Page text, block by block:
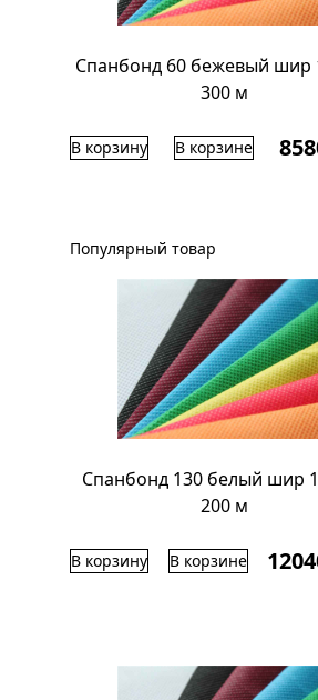
Спанбонд 60 бежевый шир
300 м
В корзину В корзине
Популярный товар
Спанбонд 130 белый шир
200 м
В корзину В корзине